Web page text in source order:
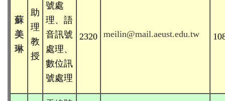
蘇
美
琳
助
理
教
授
號處
理、語
音訊號
處理、
數位訊
號處理
2320 meilin@mail.aeust.edu.tw